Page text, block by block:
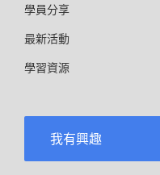
學員分享
最新活動
學習資源
我有興趣